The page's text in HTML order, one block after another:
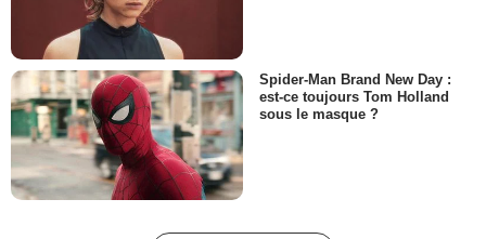
Spider-Man Brand New Day :
est-ce toujours Tom Holland
sous le masque ?